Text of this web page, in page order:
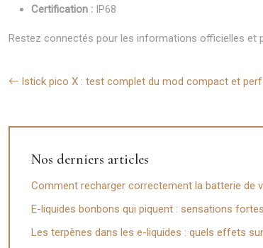
Certification : IP68
Restez connectés pour les informations officielles et
Istick pico X : test complet du mod compact et
Nos derniers articles
Comment recharger correctement la batterie de
E-liquides bonbons qui piquent : sensations
Les terpènes dans les e-liquides : quels effets sur